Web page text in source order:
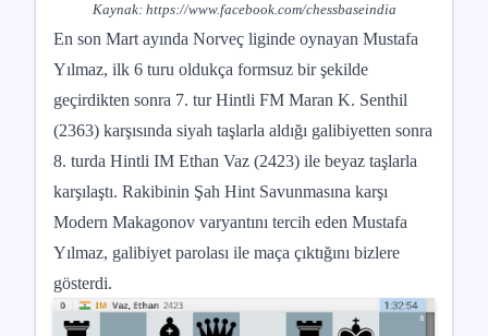
Kaynak: https://www.facebook.com/chessbaseindia
En son Mart ayında Norveç liginde oynayan Mustafa
Yılmaz, ilk 6 turu oldukça formsuz bir şekilde
geçirdikten sonra 7. tur Hintli FM Maran K. Senthil
(2363) karşısında siyah taşlarla aldığı galibiyetten sonra
8. turda Hintli IM Ethan Vaz (2423) ile beyaz taşlarla
karşılaştı. Rakibinin Şah Hint Savunmasına karşı
Modern Makagonov varyantını tercih eden Mustafa
Yılmaz, galibiyet parolası ile maça çıktığını bizlere
gösterdi.